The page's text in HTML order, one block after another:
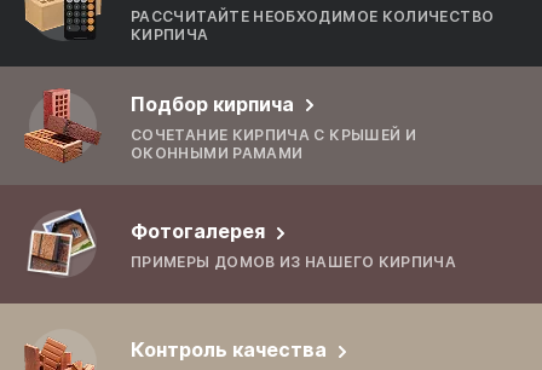
РАССЧИТАЙТЕ НЕОБХОДИМОЕ КОЛИЧЕСТВО
КИРПИЧА
Подбор кирпича
СОЧЕТАНИЕ КИРПИЧА С КРЫШЕЙ И
ОКОННЫМИ РАМАМИ
Фотогалерея
ПРИМЕРЫ ДОМОВ ИЗ НАШЕГО КИРПИЧА
Контроль качества